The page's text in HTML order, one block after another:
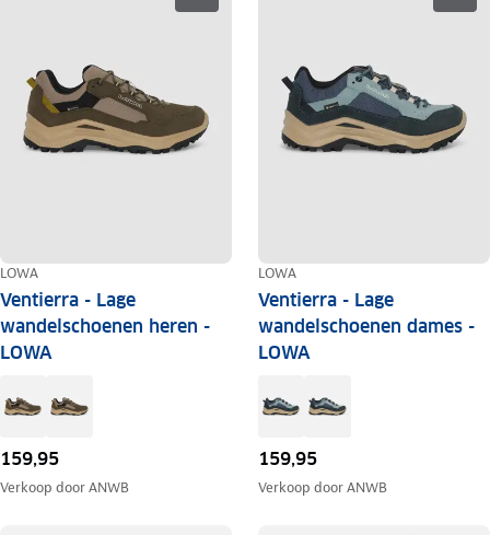
LOWA
Ventierra - Lage
wandelschoenen heren -
LOWA
159,95
Verkoop doorANWB
LOWA
Ventierra - Lage
wandelschoenen dames -
LOWA
159,95
Verkoop doorANWB